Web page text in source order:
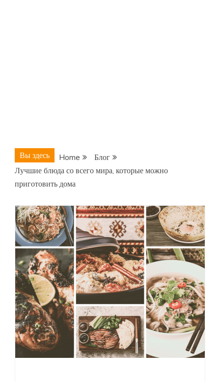
Вы здесь Home
Блог
Лучшие блюда со всего мира, которые можно
приготовить дома